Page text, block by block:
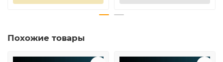
Похожие товары